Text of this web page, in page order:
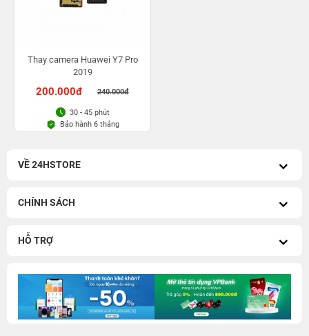
Thay camera Huawei Y7 Pro
2019
200.000đ 240.000đ
30 - 45 phút
Bảo hành 6 tháng
VỀ 24HSTORE
CHÍNH SÁCH
HỖ TRỢ